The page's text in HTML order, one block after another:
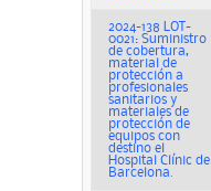
2024-138 LOT-
0021: Suministro
de cobertura,
material de
protección a
profesionales
sanitarios y
materiales de
protección de
equipos con
destino el
Hospital Clínic de
Barcelona.